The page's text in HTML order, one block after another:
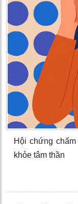
Hội chứng
khỏe tâm thần